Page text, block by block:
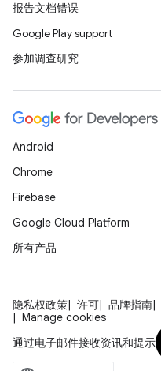
报告文档错误
Google Play support
参加调查研究
Android
Chrome
Firebase
Google Cloud Platform
所有产品
隐私权政策 许可 品牌指南
Manage cookies
通过电子邮件接收资讯和提示